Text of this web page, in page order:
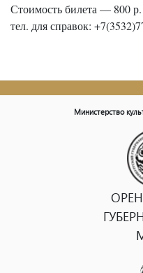
Стоимость билета — 800 р.
тел. для справок:
Министерство